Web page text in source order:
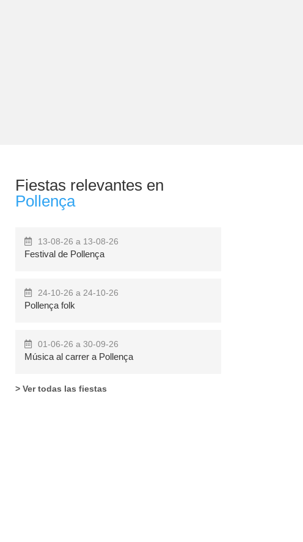
Calvià
Más
Fiestas relevantes en
Pollença
13-08-26 a 13-08-26
Festival de Pollença
24-10-26 a 24-10-26
Pollença folk
01-06-26 a 30-09-26
Música al carrer a Pollença
> Ver todas las fiestas